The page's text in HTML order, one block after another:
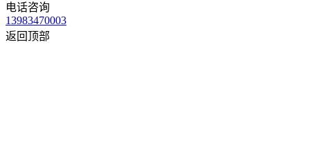
电话咨询
13983470003
返回顶部